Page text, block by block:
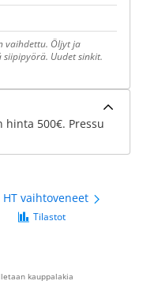
vaihdettu. Öljyt ja
Uudet sinkit.
500€. Pressu
vaihtoveneet
Tilastot
kauppalakia